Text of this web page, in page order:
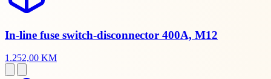
In-line fuse switch-disconnector 400A, M12
1.252,00 KM